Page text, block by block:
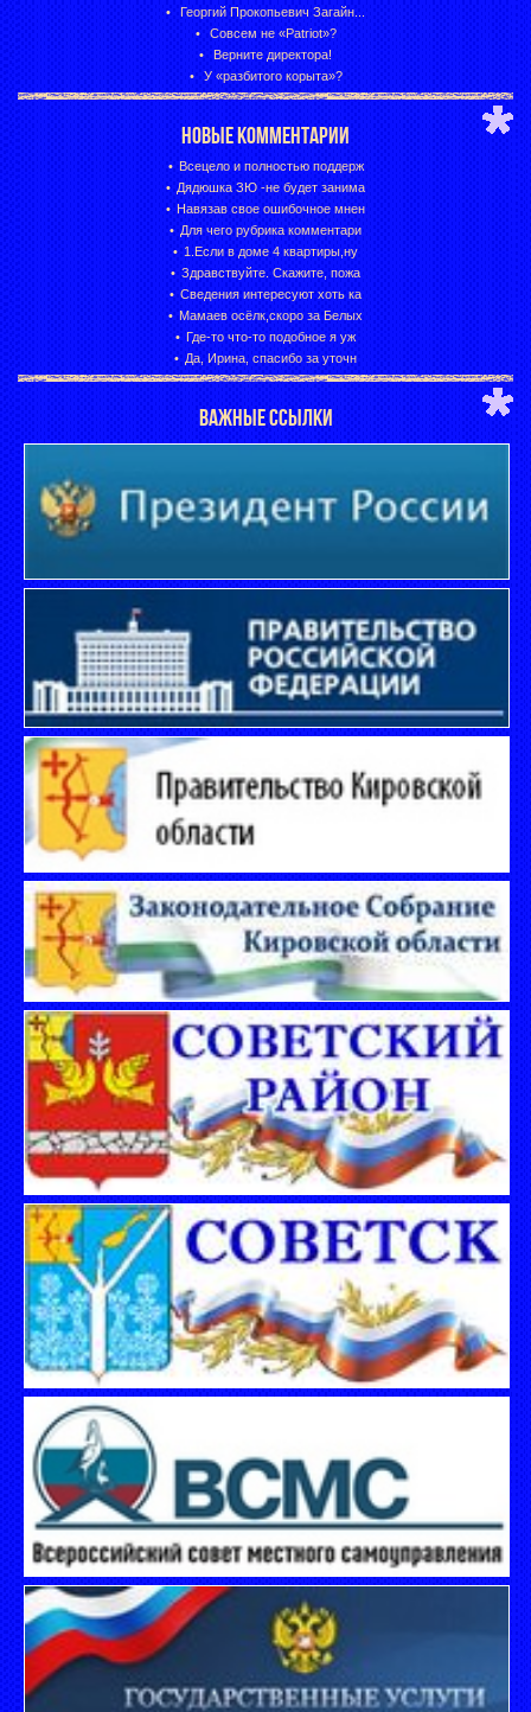
Георгий Прокопьевич Загайн...
Совсем не «Patriot»?
Верните директора!
У «разбитого корыта»?
НОВЫЕ КОММЕНТАРИИ
Всецело и полностью поддерж
Дядюшка ЗЮ -не будет занима
Навязав свое ошибочное мнен
Для чего рубрика комментари
1.Если в доме 4 квартиры,ну
Здравствуйте. Скажите, пожа
Сведения интересуют хоть ка
Мамаев осёлк,скоро за Белых
Где-то что-то подобное я уж
Да, Ирина, спасибо за уточн
ВАЖНЫЕ ССЫЛКИ